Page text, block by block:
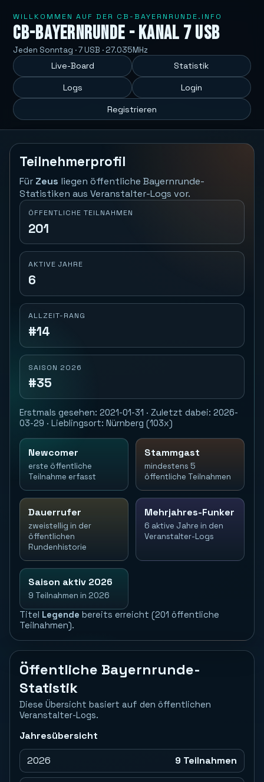
WILLKOMMEN AUF DER CB-BAYERNRUNDE.INFO
CB-Bayernrunde - Kanal 7 USB
Jeden Sonntag · 7 USB · 27.035MHz
Live-Board Statistik
Logs Login
Registrieren
Teilnehmerprofil
Für Zeus liegen öffentliche Bayernrunde-
Statistiken aus Veranstalter-Logs vor.
ÖFFENTLICHE TEILNAHMEN
201
AKTIVE JAHRE
6
ALLZEIT-RANG
#14
SAISON 2026
#35
Erstmals gesehen: 2021-01-31 · Zuletzt dabei: 2026-
03-29 · Lieblingsort: Nürnberg (103x)
Newcomer
erste öffentliche
Teilnahme erfasst
Stammgast
mindestens 5
öffentliche Teilnahmen
Dauerrufer
zweistellig in der
öffentlichen
Rundenhistorie
Mehrjahres-Funker
6 aktive Jahre in den
Veranstalter-Logs
Saison aktiv 2026
9 Teilnahmen in 2026
Titel Legende bereits erreicht (201 öffentliche
Teilnahmen).
Öffentliche Bayernrunde-
Statistik
Diese Übersicht basiert auf den öffentlichen
Veranstalter-Logs.
Jahresübersicht
2026 9 Teilnahmen